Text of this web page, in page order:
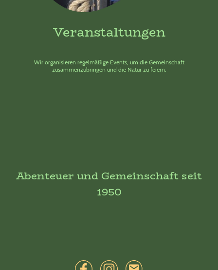
Veranstaltungen
Wir organisieren regelmäßige Events, um die Gemeinschaft
zusammenzubringen und die Natur zu feiern.
Abenteuer und Gemeinschaft seit
1950